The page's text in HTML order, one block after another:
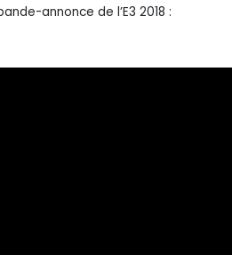
annonce de l’E3 2018 :